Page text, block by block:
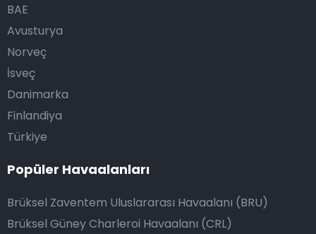
BAE
Avusturya
Norveç
İsveç
Danimarka
Finlandiya
Türkiye
Popüler Havaalanları
Brüksel Zaventem Uluslararası Havaalanı (BRU)
Brüksel Güney Charleroi Havaalanı (CRL)